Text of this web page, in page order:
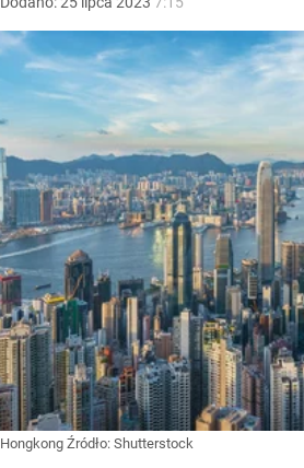
Hongkong Źródło: Shutterstock